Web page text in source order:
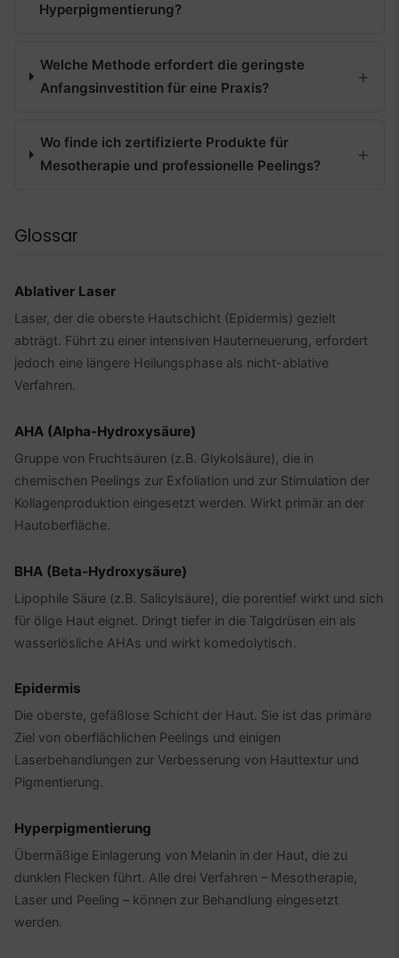
Hyperpigmentierung?
Welche Methode erfordert die geringste
Anfangsinvestition für eine Praxis?
Wo finde ich zertifizierte Produkte für
Mesotherapie und professionelle Peelings?
Glossar
Ablativer Laser
Laser, der die oberste Hautschicht (Epidermis) gezielt
abträgt. Führt zu einer intensiven Hauterneuerung, erfordert
jedoch eine längere Heilungsphase als nicht-ablative
Verfahren.
AHA (Alpha-Hydroxysäure)
Gruppe von Fruchtsäuren (z.B. Glykolsäure), die in
chemischen Peelings zur Exfoliation und zur Stimulation der
Kollagenproduktion eingesetzt werden. Wirkt primär an der
Hautoberfläche.
BHA (Beta-Hydroxysäure)
Lipophile Säure (z.B. Salicylsäure), die porentief wirkt und sich
für ölige Haut eignet. Dringt tiefer in die Talgdrüsen ein als
wasserlösliche AHAs und wirkt komedolytisch.
Epidermis
Die oberste, gefäßlose Schicht der Haut. Sie ist das primäre
Ziel von oberflächlichen Peelings und einigen
Laserbehandlungen zur Verbesserung von Hauttextur und
Pigmentierung.
Hyperpigmentierung
Übermäßige Einlagerung von Melanin in der Haut, die zu
dunklen Flecken führt. Alle drei Verfahren – Mesotherapie,
Laser und Peeling – können zur Behandlung eingesetzt
werden.